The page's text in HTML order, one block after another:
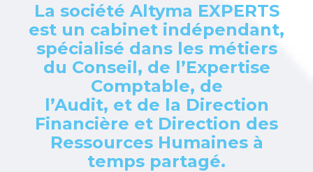
La société Altyma EXPERTS
est un cabinet indépendant,
spécialisé dans les métiers
du Conseil, de l’Expertise
Comptable, de
l’Audit, et de la Direction
Financière et Direction des
Ressources Humaines à
temps partagé.